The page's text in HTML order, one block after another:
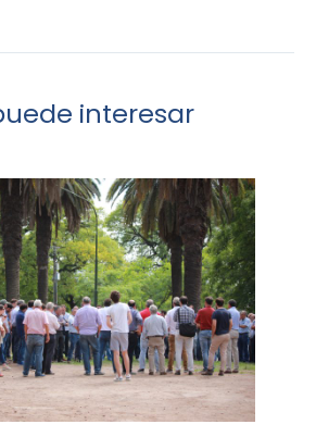
interesar